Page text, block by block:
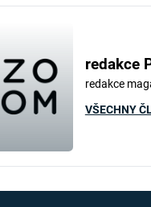
redakce
redakce
VŠECHNY